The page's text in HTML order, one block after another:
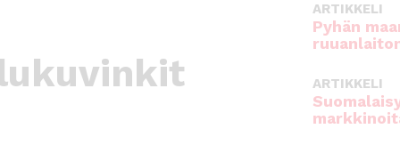
lukuvinkit
ARTIKKELI
Pyhän
ARTIKKELI